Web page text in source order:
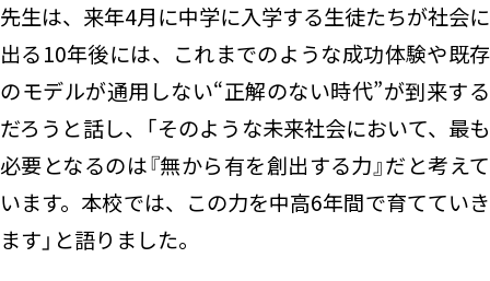
先生は、来年4月に中学に入学する生徒たちが社会に
出る10年後には、これまでのような成功体験や既存
のモデルが通用しない“正解のない時代”が到来する
だろうと話し、「そのような未来社会において、最も
必要となるのは『無から有を創出する力』だと考えて
います。本校では、この力を中高6年間で育てていき
ます」と語りました。